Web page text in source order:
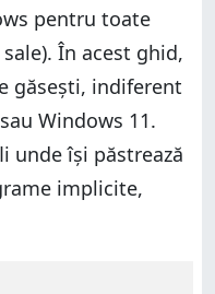
pentru toate
În acest ghid,
găsești, indiferent
Windows 11.
unde își păstrează
implicite,